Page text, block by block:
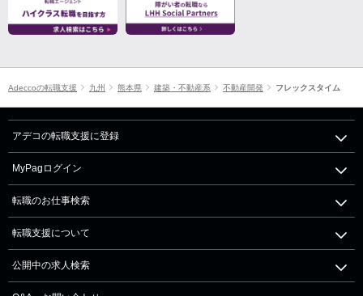
Adeccoの転職支援 九州 熊本県 建築・不動産系 不動産開発 フレックスタイム
アデコの転職支援に登録
MyPagログイン
転職のお仕事検索
転職支援について
公開中の求人検索